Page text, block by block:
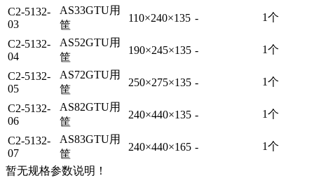
C2-5132-
03
AS33GTU用
筐
110×240×135 - 1个
C2-5132-
04
AS52GTU用
筐
190×245×135 - 1个
C2-5132-
05
AS72GTU用
筐
250×275×135 - 1个
C2-5132-
06
AS82GTU用
筐
240×440×135 - 1个
C2-5132-
07
AS83GTU用
筐
240×440×165 - 1个
暂无规格参数说明！